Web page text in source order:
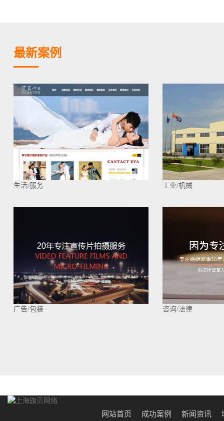
最新案例
生活/服务 工业/机械
广告/包装 咨询/法律
网站首页 成功案例 新闻资讯